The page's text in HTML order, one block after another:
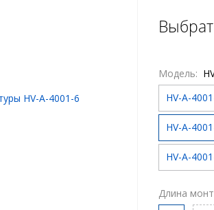
Модель:
HV-A-
HV-A-
HV-A-
Длина